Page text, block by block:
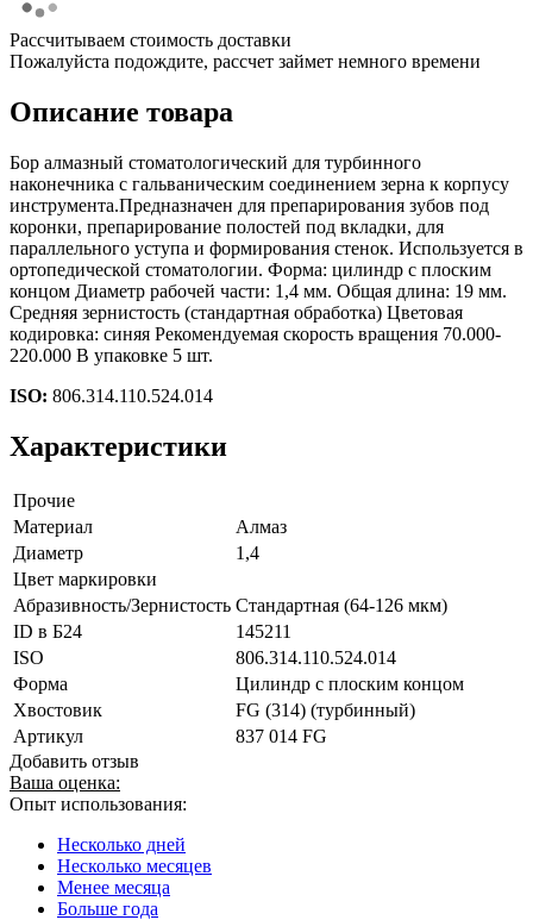
Рассчитываем стоимость доставки
Пожалуйста подождите, рассчет займет немного времени
Описание товара
Бор алмазный стоматологический для турбинного
наконечника с гальваническим соединением зерна к корпусу
инструмента.Предназначен для препарирования зубов под
коронки, препарирование полостей под вкладки, для
параллельного уступа и формирования стенок. Используется в
ортопедической стоматологии. Форма: цилиндр с плоским
концом Диаметр рабочей части: 1,4 мм. Общая длина: 19 мм.
Средняя зернистость (стандартная обработка) Цветовая
кодировка: синяя Рекомендуемая скорость вращения 70.000-
220.000 В упаковке 5 шт.
ISO: 806.314.110.524.014
Характеристики
Прочие
Материал
Алмаз
Диаметр
1,4
Цвет маркировки
Абразивность/Зернистость Стандартная (64-126 мкм)
ID в Б24
145211
ISO
806.314.110.524.014
Форма
Цилиндр с плоским концом
Хвостовик
FG (314) (турбинный)
Артикул
837 014 FG
Добавить отзыв
Ваша оценка:
Опыт использования:
Несколько дней
Несколько месяцев
Менее месяца
Больше года